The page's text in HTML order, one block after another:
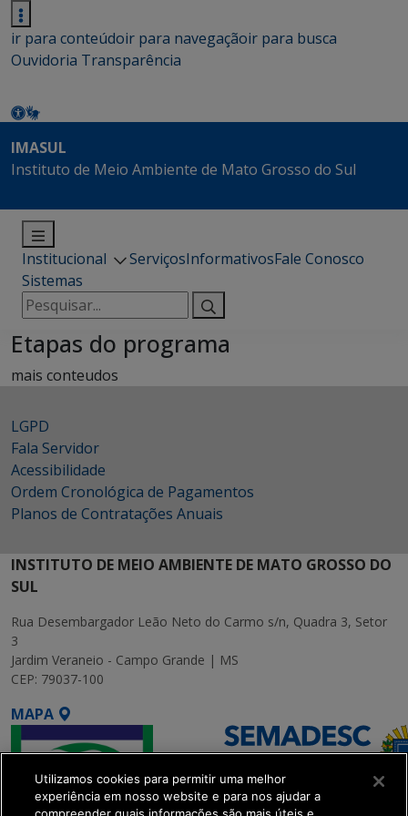
ir para conteúdoir para navegaçãoir para busca
Ouvidoria Transparência
IMASUL
Instituto de Meio Ambiente de Mato Grosso do Sul
Institucional ServiçosInformativosFale Conosco
Sistemas
Pesquisar
por:
Etapas do programa
mais conteudos
LGPD
Fala Servidor
Acessibilidade
Ordem Cronológica de Pagamentos
Planos de Contratações Anuais
INSTITUTO DE MEIO AMBIENTE DE MATO GROSSO DO
SUL
Rua Desembargador Leão Neto do Carmo s/n, Quadra 3, Setor
3
Jardim Veraneio - Campo Grande | MS
CEP: 79037-100
MAPA
Utilizamos cookies para permitir uma melhor
experiência em nosso website e para nos ajudar a